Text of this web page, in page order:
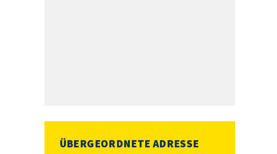
ÜBERGEORDNETE ADRESSE